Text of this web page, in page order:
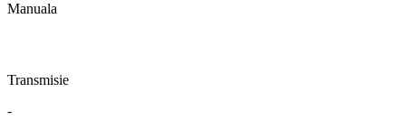
Manuala
Transmisie
-